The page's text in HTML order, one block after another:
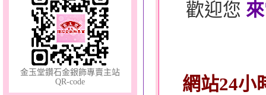
甜心女孩～金銀鋼女套鍊
金玉堂鑽石金銀飾專賣主站
QR-code
歡迎您
網站24小